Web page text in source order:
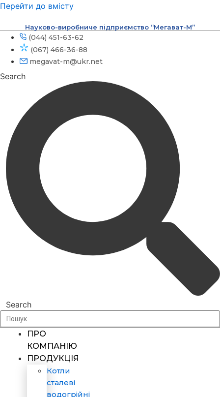
Перейти до вмісту
Науково-виробниче підприємство “Мегават-М”
(044) 451-63-62
(067) 466-36-88
megavat-m@ukr.net
Search
Search
ПРО
КОМПАНІЮ
ПРОДУКЦІЯ
Котли
сталеві
водогрійні